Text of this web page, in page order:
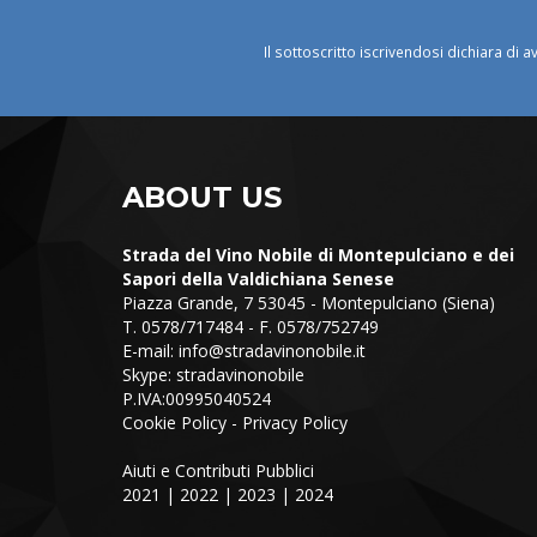
Il sottoscritto iscrivendosi dichiara di
ABOUT US
Strada del Vino Nobile di Montepulciano e dei
Sapori della Valdichiana Senese
Piazza Grande, 7 53045 - Montepulciano (Siena)
T. 0578/717484 - F. 0578/752749
E-mail: info@stradavinonobile.it
Skype: stradavinonobile
P.IVA:00995040524
Cookie Policy - Privacy Policy
Aiuti e Contributi Pubblici
2021 | 2022 | 2023 | 2024